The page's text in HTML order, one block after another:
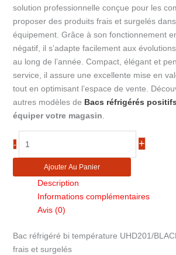
solution professionnelle conçue pour les
proposer des produits frais et surgelés
équipement. Grâce à son fonctionnement
négatif, il s’adapte facilement aux
au long de l’année. Compact, élégant et
service, il assure une excellente mise en
tout en optimisant l’espace de vente.
autres modèles de Bacs réfrigérés
équiper votre magasin
-
de
réfrigéré
température
1,25
+
Ajouter Au Panier
Description
Informations complémentaires
Avis (0)
Bac réfrigéré bi température UHD201/
frais et surgelés